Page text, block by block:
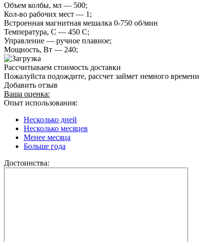
Объем колбы, мл — 500;
Кол-во рабочих мест — 1;
Встроенная магнитная мешалка 0-750 об/мин
Температура, С — 450 С;
Управление — ручное плавное;
Мощность, Вт — 240;
Рассчитываем стоимость доставки
Пожалуйста подождите, рассчет займет немного времени
Добавить отзыв
Ваша оценка:
Опыт использования:
Несколько дней
Несколько месяцев
Менее месяца
Больше года
Достоинства: